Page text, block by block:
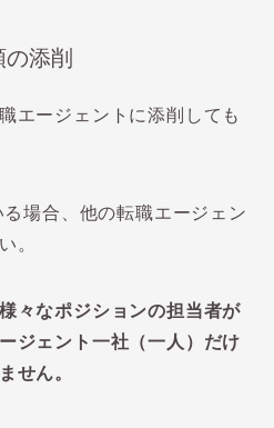
添削
エージェントに添削しても
場合、他の転職エージェン
。
々なポジションの担当者が
ジェント一社（一人）だけ
せん。